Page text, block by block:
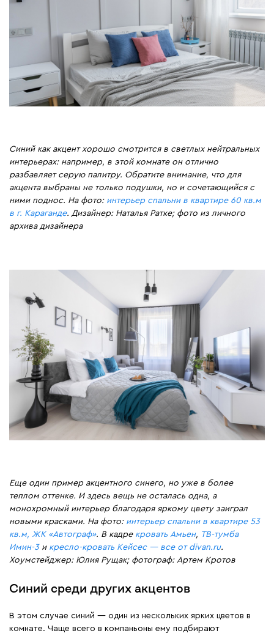
Синий как акцент хорошо смотрится в светлых нейтральных
интерьерах: например, в этой комнате он отлично
разбавляет серую палитру. Обратите внимание, что для
акцента выбраны не только подушки, но и сочетающийся с
ними поднос. На фото: интерьер спальни в квартире 60 кв.м
в г. Караганде. Дизайнер: Наталья Ратке; фото из личного
архива дизайнера
Еще один пример акцентного синего, но уже в более
теплом оттенке. И здесь вещь не осталась одна, а
монохромный интерьер благодаря яркому цвету заиграл
новыми красками. На фото: интерьер спальни в квартире 53
кв.м, ЖК «Автограф». В кадре кровать Амьен, ТВ-тумба
Имин-3и кресло-кровать Кейсес — все от divan.ru.
Хоумстейджер: Юлия Рущак; фотограф: Артем Кротов
Синий среди других акцентов
В этом случае синий — один из нескольких ярких цветов в
комнате. Чаще всего в компаньоны ему подбирают